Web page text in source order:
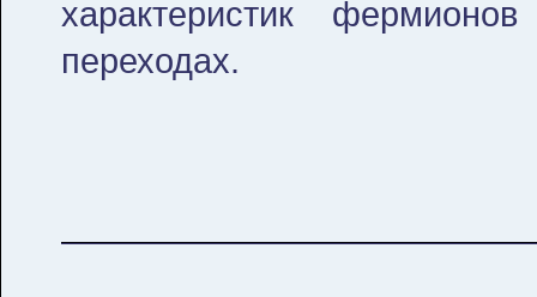
характеристик
переходах.